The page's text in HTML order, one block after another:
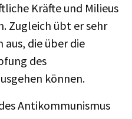
Kräfte und Milieus
Zugleich übt er sehr
aus, die über die
des
können.
Antikommunismus